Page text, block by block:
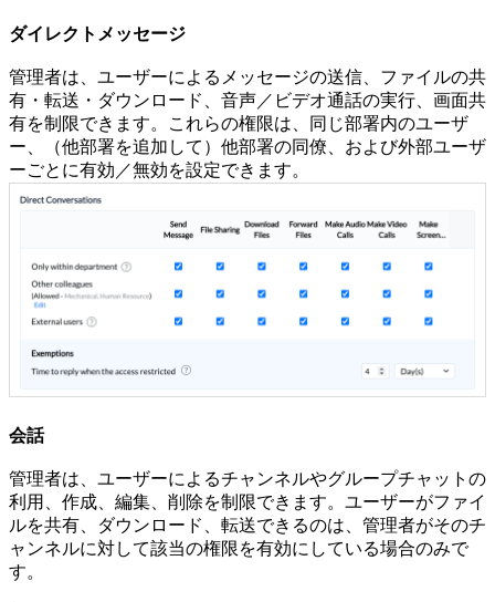
ダイレクトメッセージ
管理者は、ユーザーによるメッセージの送信、ファイルの共
有・転送・ダウンロード、音声／ビデオ通話の実行、画面共
有を制限できます。これらの権限は、同じ部署内のユーザ
ー、（他部署を追加して）他部署の同僚、および外部ユーザ
ーごとに有効／無効を設定できます。
会話
管理者は、ユーザーによるチャンネルやグループチャットの
利用、作成、編集、削除を制限できます。ユーザーがファイ
ルを共有、ダウンロード、転送できるのは、管理者がそのチ
ャンネルに対して該当の権限を有効にしている場合のみで
す。